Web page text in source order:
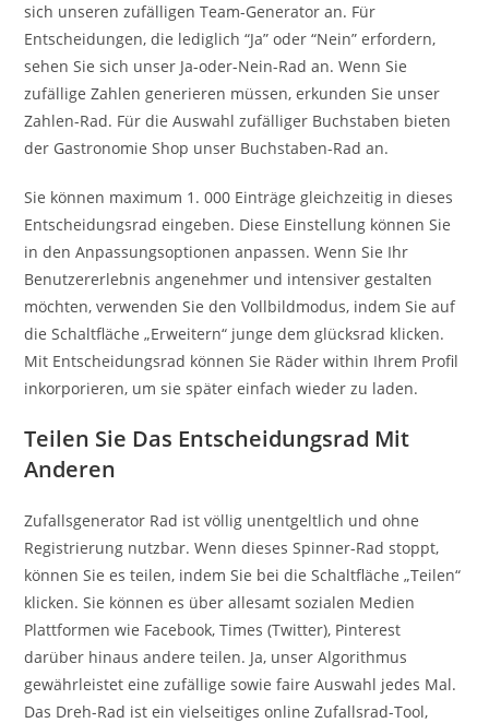
sich unseren zufälligen Team-Generator an. Für
Entscheidungen, die lediglich “Ja” oder “Nein” erfordern,
sehen Sie sich unser Ja-oder-Nein-Rad an. Wenn Sie
zufällige Zahlen generieren müssen, erkunden Sie unser
Zahlen-Rad. Für die Auswahl zufälliger Buchstaben bieten
der Gastronomie Shop unser Buchstaben-Rad an.
Sie können maximum 1. 000 Einträge gleichzeitig in dieses
Entscheidungsrad eingeben. Diese Einstellung können Sie
in den Anpassungsoptionen anpassen. Wenn Sie Ihr
Benutzererlebnis angenehmer und intensiver gestalten
möchten, verwenden Sie den Vollbildmodus, indem Sie auf
die Schaltfläche „Erweitern“ junge dem glücksrad klicken.
Mit Entscheidungsrad können Sie Räder within Ihrem Profil
inkorporieren, um sie später einfach wieder zu laden.
Teilen Sie Das Entscheidungsrad Mit
Anderen
Zufallsgenerator Rad ist völlig unentgeltlich und ohne
Registrierung nutzbar. Wenn dieses Spinner-Rad stoppt,
können Sie es teilen, indem Sie bei die Schaltfläche „Teilen“
klicken. Sie können es über allesamt sozialen Medien
Plattformen wie Facebook, Times (Twitter), Pinterest
darüber hinaus andere teilen. Ja, unser Algorithmus
gewährleistet eine zufällige sowie faire Auswahl jedes Mal.
Das Dreh-Rad ist ein vielseitiges online Zufallsrad-Tool,